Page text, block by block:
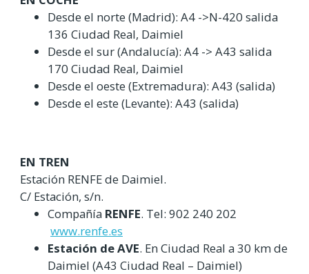
Desde el norte (Madrid): A4 ->N-420 salida
136 Ciudad Real, Daimiel
Desde el sur (Andalucía): A4 -> A43 salida
170 Ciudad Real, Daimiel
Desde el oeste (Extremadura): A43 (salida)
Desde el este (Levante): A43 (salida)
EN TREN
Estación RENFE de Daimiel.
C/ Estación, s/n.
Compañía RENFE. Tel: 902 240 202
www.renfe.es
Estación de AVE. En Ciudad Real a 30 km de
Daimiel (A43 Ciudad Real – Daimiel)